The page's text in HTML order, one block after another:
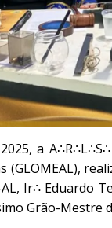
a
(GLOMEAL),
Ir∴ Eduardo
Grão-Mestre